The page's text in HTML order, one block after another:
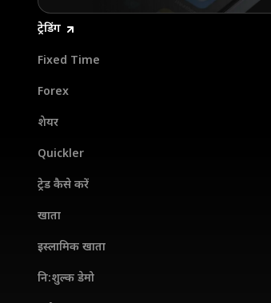
ट्रेडिंग
Fixed Time
Forex
शेयर
Quickler
ट्रेड कैसे करें
खाता
इस्लामिक खाता
नि:शुल्क डेमो